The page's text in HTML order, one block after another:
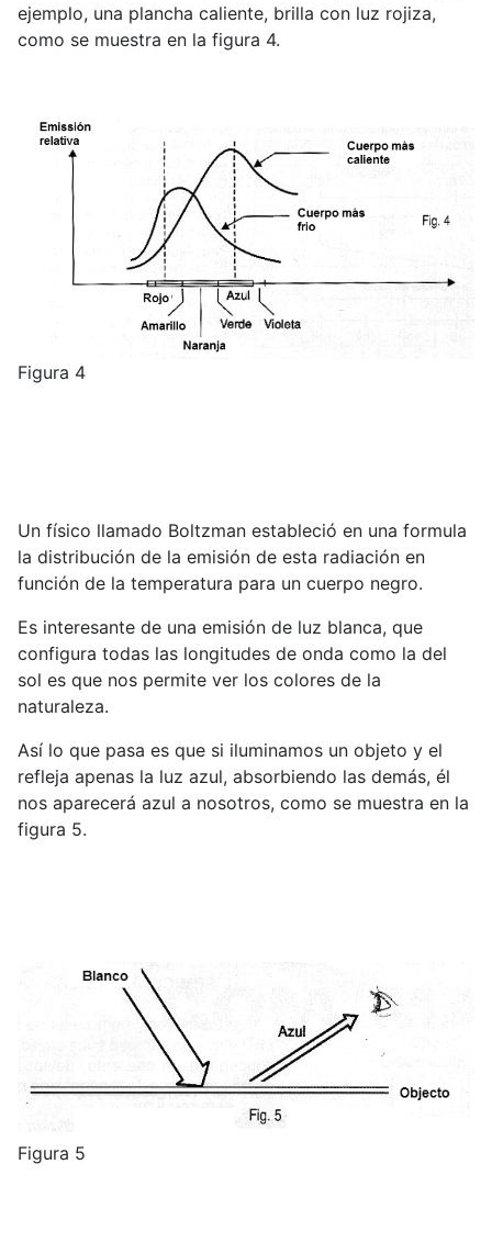
ejemplo, una plancha caliente, brilla con luz rojiza,
como se muestra en la figura 4.
Figura 4
Un físico llamado Boltzman estableció en una formula
la distribución de la emisión de esta radiación en
función de la temperatura para un cuerpo negro.
Es interesante de una emisión de luz blanca, que
configura todas las longitudes de onda como la del
sol es que nos permite ver los colores de la
naturaleza.
Así lo que pasa es que si iluminamos un objeto y el
refleja apenas la luz azul, absorbiendo las demás, él
nos aparecerá azul a nosotros, como se muestra en la
figura 5.
Figura 5